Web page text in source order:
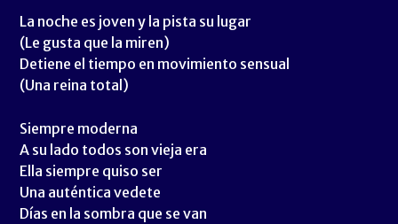
La noche es joven y la pista su lugar
(Le gusta que la miren)
Detiene el tiempo en movimiento sensual
(Una reina total)
Siempre moderna
A su lado todos son vieja era
Ella siempre quiso ser
Una auténtica vedete
Días en la sombra que se van